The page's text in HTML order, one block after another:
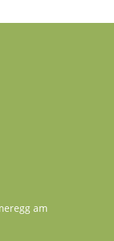
am